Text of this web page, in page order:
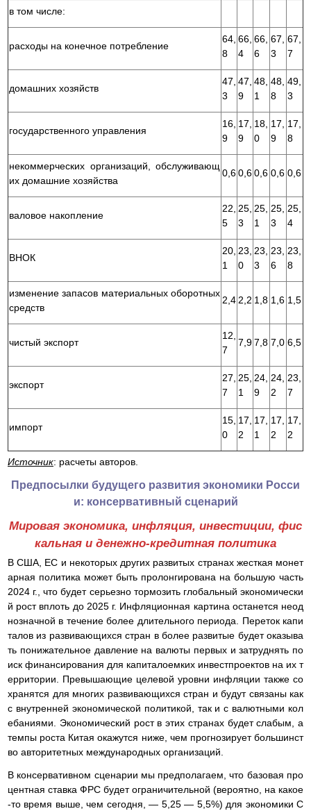
в том числе:
расходы на конечное потребление
64,
8
66,
4
66,
6
67,
3
67,
7
домашних хозяйств
47,
3
47,
9
48,
1
48,
8
49,
3
государственного управления
16,
9
17,
9
18,
0
17,
9
17,
8
некоммерческих организаций, обслуживающ
их домашние хозяйства
0,60,60,6 0,6 0,6
валовое накопление
22,
5
25,
3
25,
1
25,
3
25,
4
ВНОК
20,
1
23,
0
23,
3
23,
6
23,
8
изменение запасов материальных оборотных
средств
2,4 2,2 1,8 1,6 1,5
чистый экспорт
12,
7
7,97,8 7,0 6,5
экспорт
27,
7
25,
1
24,
9
24,
2
23,
7
импорт
15,
0
17,
2
17,
1
17,
2
17,
2
Источник: расчеты авторов.
Предпосылки будущего развития экономики Росси
и: консервативный сценарий
Мировая экономика, инфляция, инвестиции, фис
кальная и денежно-кредитная политика
В США, ЕС и некоторых других развитых странах жесткая монет
арная политика может быть пролонгирована на большую часть
2024 г., что будет серьезно тормозить глобальный экономически
й рост вплоть до 2025 г. Инфляционная картина останется неод
нозначной в течение более длительного периода. Переток капи
талов из развивающихся стран в более развитые будет оказыва
ть понижательное давление на валюты первых и затруднять по
иск финансирования для капиталоемких инвестпроектов на их т
ерритории. Превышающие целевой уровни инфляции также со
хранятся для многих развивающихся стран и будут связаны как
с внутренней экономической политикой, так и с валютными кол
ебаниями. Экономический рост в этих странах будет слабым, а
темпы роста Китая окажутся ниже, чем прогнозирует большинст
во авторитетных международных организаций.
В консервативном сценарии мы предполагаем, что базовая про
центная ставка ФРС будет ограничительной (вероятно, на какое
-то время выше, чем сегодня, — 5,25 — 5,5%) для экономики С